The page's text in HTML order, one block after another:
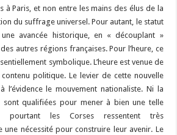
à Paris, et non entre les mains des élus de la
du suffrage universel. Pour autant, le statut
avancée historique, en « découplant »
autres régions françaises. Pour l’heure, ce
symbolique. L’heure est venue de
politique. Le levier de cette nouvelle
l’évidence le mouvement nationaliste. Ni la
qualifiées pour mener à bien une telle
pourtant les Corses ressentent très
une nécessité pour construire leur avenir. Le